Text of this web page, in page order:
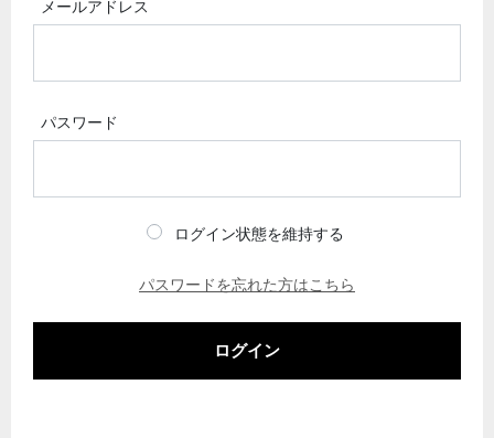
メールアドレス
パスワード
ログイン状態を維持する
パスワードを忘れた方はこちら
ログイン